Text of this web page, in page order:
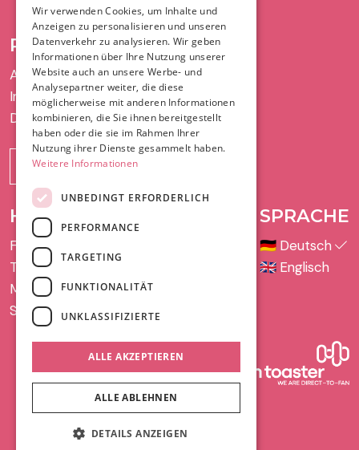
RECHT UND ORDNUNG
AGB
Impressum
Datenschutz
Bestellung widerrufen
HILFE UND SUPPORT
FAQ
Telefon
Mail
Supportfall eröffnen
SPRACHE
🇩🇪 Deutsch
🇬🇧 Englisch
Wir verwenden Cookies, um Inhalte und
Anzeigen zu personalisieren und unseren
Datenverkehr zu analysieren. Wir geben
Informationen über Ihre Nutzung unserer
Website auch an unsere Werbe- und
Analysepartner weiter, die diese
möglicherweise mit anderen Informationen
kombinieren, die Sie ihnen bereitgestellt
haben oder die sie im Rahmen Ihrer
Nutzung ihrer Dienste gesammelt haben.
Weitere Informationen
UNBEDINGT ERFORDERLICH
PERFORMANCE
TARGETING
FUNKTIONALITÄT
UNKLASSIFIZIERTE
ALLE AKZEPTIEREN
ALLE ABLEHNEN
DETAILS ANZEIGEN